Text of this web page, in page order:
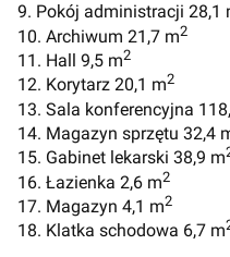
9. Pokój administracji 28,1
10. Archiwum 21,7 m2
11. Hall 9,5 m2
12. Korytarz 20,1 m2
13. Sala konferencyjna
14. Magazyn sprzętu 32,4
15. Gabinet lekarski 38,9 m
16. Łazienka 2,6 m2
17. Magazyn 4,1 m2
18. Klatka schodowa 6,7 m